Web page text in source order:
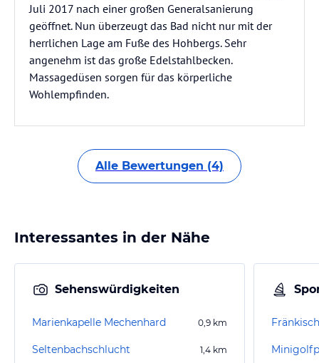
Juli 2017 nach einer großen Generalsanierung
geöffnet. Nun überzeugt das Bad nicht nur mit der
herrlichen Lage am Fuße des Hohbergs. Sehr
angenehm ist das große Edelstahlbecken.
Massagedüsen sorgen für das körperliche
Wohlempfinden.
Alle Bewertungen (4)
Interessantes in der Nähe
Sehenswürdigkeiten
Marienkapelle Mechenhard 0,9 km
Seltenbachschlucht 1,4 km